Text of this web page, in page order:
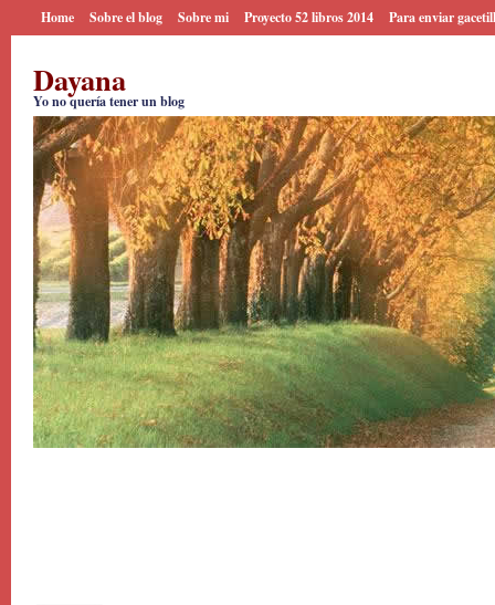
Home Sobre el blog Sobre mi Proyecto 52 libros 2014 Para enviar
Dayana
Yo no quería tener un blog